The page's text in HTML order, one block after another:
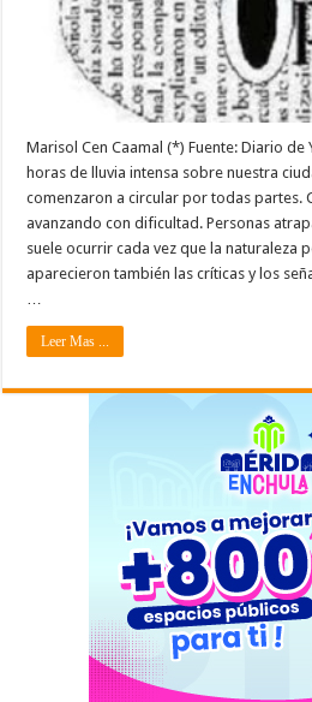
Marisol Cen Caamal (*) Fuente: Diario de
horas de lluvia intensa sobre nuestra
comenzaron a circular por todas partes.
avanzando con dificultad. Personas
suele ocurrir cada vez que la naturaleza
aparecieron también las críticas y los
Leer Mas ...